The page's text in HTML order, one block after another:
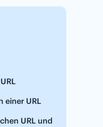
einer URL
URL und